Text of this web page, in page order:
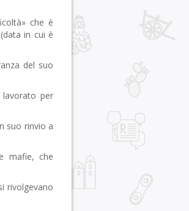
che è
in cui è
del suo
lavorato per
suo rinvio a
mafie, che
rivolgevano